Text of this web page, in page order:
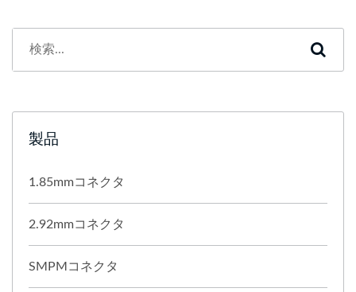
製品
1.85mmコネクタ
2.92mmコネクタ
SMPMコネクタ